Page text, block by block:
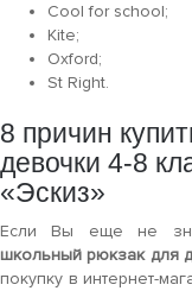
Cool for school;
Kite;
Oxford;
St Right.
8 причин
девочки 4-8
«Эскиз»
Если Вы еще не
школьный рюкзак для
покупку в интернет-